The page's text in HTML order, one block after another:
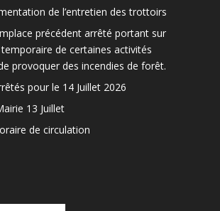
de l’entretien des trottoirs
précédent arrêté portant sur
temporaire de certaines activités
provoquer des incendies de forêt.
pour le 14 Juillet 2026
13 Juillet
de circulation